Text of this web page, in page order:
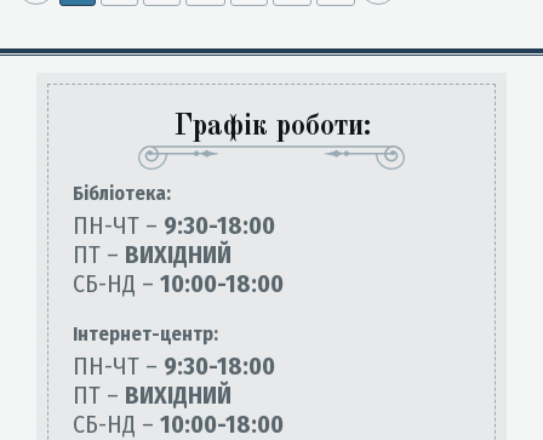
Графік роботи:
Бiблiотека:
ПН-ЧТ – 9:30-18:00
ПТ – ВИХІДНИЙ
СБ-НД – 10:00-18:00
Інтернет-центр:
ПН-ЧТ – 9:30-18:00
ПТ – ВИХІДНИЙ
СБ-НД – 10:00-18:00